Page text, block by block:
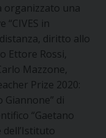
organizzato una
“CIVES in
diritto allo
Ettore Rossi,
Mazzone,
Prize 2020:
Giannone” di
“Gaetano
dell’Istituto